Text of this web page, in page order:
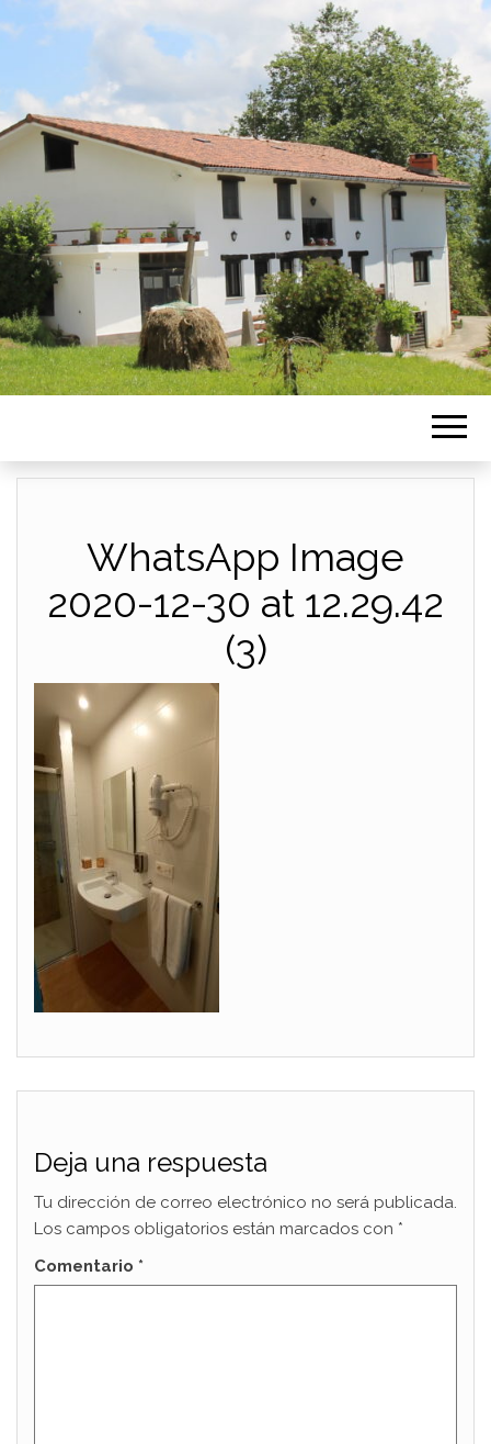
WhatsApp Image
2020-12-30 at 12.29.42
(3)
Deja una respuesta
Tu dirección de correo electrónico no será publicada.
Los campos obligatorios están marcados con *
Comentario *